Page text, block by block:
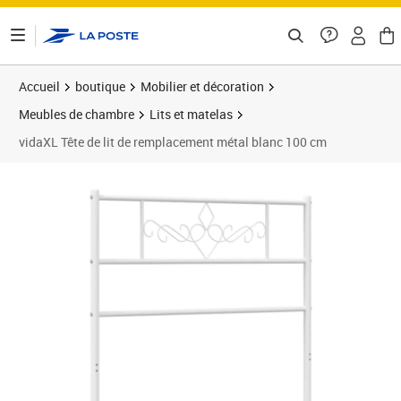
Accueil boutique
Mobilier et décoration
Meubles de chambre
Lits et matelas
vidaXL Tête de lit de remplacement métal blanc 100 cm